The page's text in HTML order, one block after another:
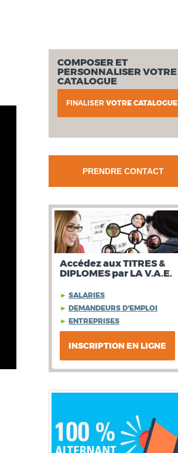
COMPOSER ET
PERSONNALISER VOTRE
CATALOGUE
FINALISER VOTRE CATALOGUE
PRENDRE CONTACT
Accédez aux TITRES &
DIPLOMES par LA V.A.E.
► SALARIES
► DEMANDEURS D'EMPLOI
► ENTREPRISES
INSCRIPTION EN LIGNE